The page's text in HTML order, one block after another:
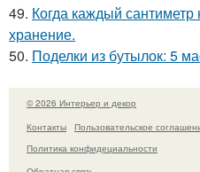
49. Когда каждый
хранение.
50. Поделки из бутылок: 5
© 2026 Интерьер и декор
Контакты
Пользовательское
Политика конфидециальности